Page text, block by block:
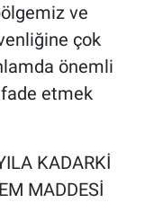
ve
çok
önemli
etmek
KADARKİ
MADDESİ